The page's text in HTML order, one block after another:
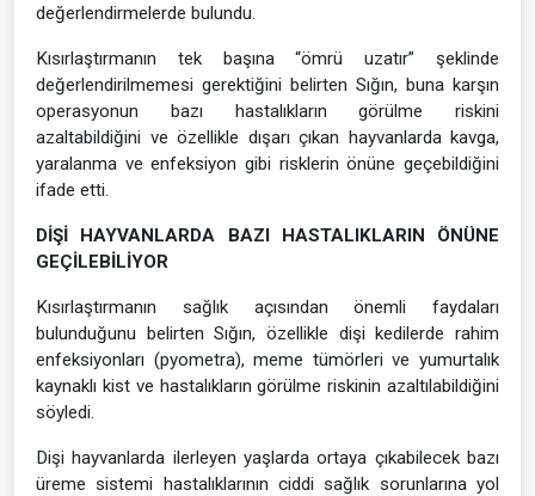
değerlendirmelerde bulundu.
Kısırlaştırmanın tek başına “ömrü uzatır” şeklinde
değerlendirilmemesi gerektiğini belirten Sığın, buna karşın
operasyonun bazı hastalıkların görülme riskini
azaltabildiğini ve özellikle dışarı çıkan hayvanlarda kavga,
yaralanma ve enfeksiyon gibi risklerin önüne geçebildiğini
ifade etti.
DİŞİ HAYVANLARDA BAZI HASTALIKLARIN ÖNÜNE
GEÇİLEBİLİYOR
Kısırlaştırmanın sağlık açısından önemli faydaları
bulunduğunu belirten Sığın, özellikle dişi kedilerde rahim
enfeksiyonları (pyometra), meme tümörleri ve yumurtalık
kaynaklı kist ve hastalıkların görülme riskinin azaltılabildiğini
söyledi.
Dişi hayvanlarda ilerleyen yaşlarda ortaya çıkabilecek bazı
üreme sistemi hastalıklarının ciddi sağlık sorunlarına yol